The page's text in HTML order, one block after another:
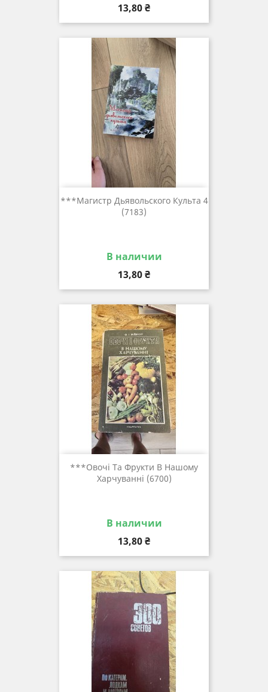
Цена
13,80 ₴
***магистр Дьявольского Культа 4
(7183)
В наличии
Цена
13,80 ₴
***овочі Та Фрукти В Нашому
Харчуванні (6700)
В наличии
Цена
13,80 ₴